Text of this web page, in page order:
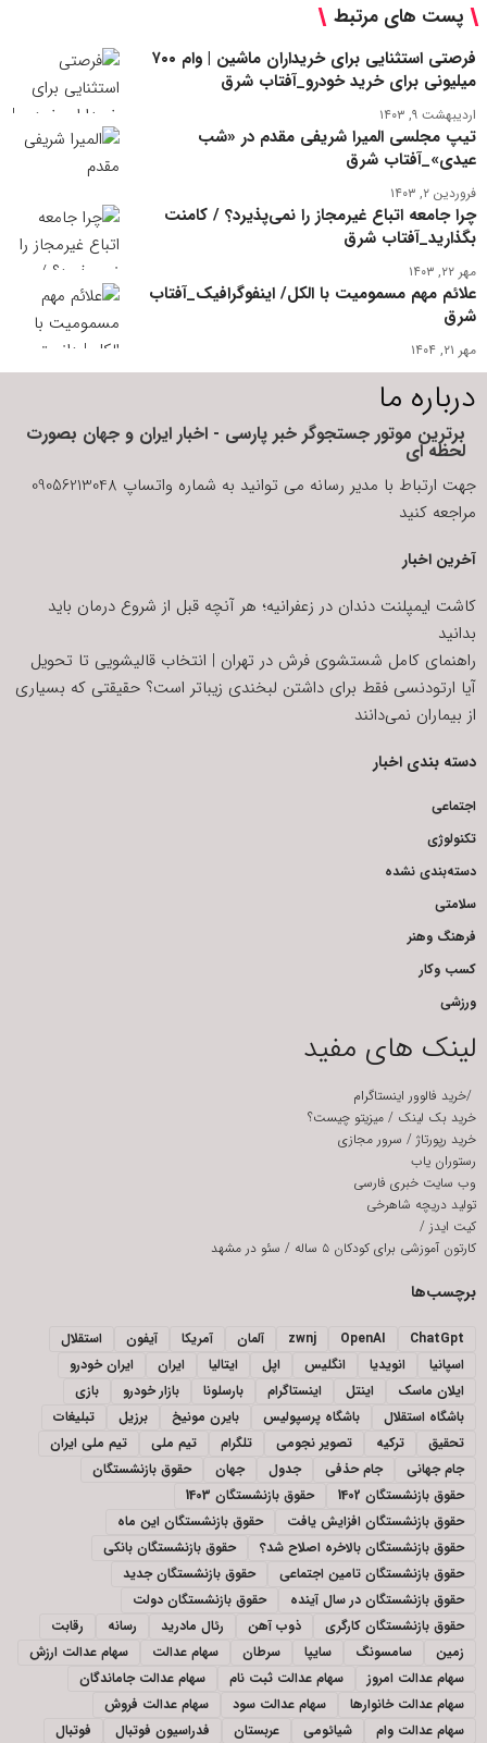
پست های مرتبط
فرصتی استثنایی برای خریداران ماشین | وام ۷۰۰
میلیونی برای خرید خودرو_آفتاب شرق
اردیبهشت ۹, ۱۴۰۳
تیپ مجلسی المیرا شریفی مقدم در «شب
عیدی»_آفتاب شرق
فروردین ۲, ۱۴۰۳
چرا جامعه اتباع غیرمجاز را نمی‌پذیرد؟ / کامنت
بگذارید_آفتاب شرق
مهر ۲۲, ۱۴۰۳
علائم مهم مسمومیت با الکل/ اینفوگرافیک_آفتاب
شرق
مهر ۲۱, ۱۴۰۴
درباره ما
برترین موتور جستجوگر خبر پارسی - اخبار ایران و جهان بصورت
لحظه ای
جهت ارتباط با مدیر رسانه می توانید به شماره واتساپ 09056213048
مراجعه کنید
آخرین اخبار
کاشت ایمپلنت دندان در زعفرانیه؛ هر آنچه قبل از شروع درمان باید
بدانید
راهنمای کامل شستشوی فرش در تهران | انتخاب قالیشویی تا تحویل
آیا ارتودنسی فقط برای داشتن لبخندی زیباتر است؟ حقیقتی که بسیاری
از بیماران نمی‌دانند
دسته بندی اخبار
اجتماعی
تکنولوژی
دسته‌بندی نشده
سلامتی
فرهنگ وهنر
کسب وکار
ورزشی
لینک های مفید
/خرید فالوور اینستاگرام
خرید بک لینک / میزیتو چیست؟
خرید رپورتاژ / سرور مجازی
رستوران یاب
وب سایت خبری فارسی
تولید دریچه شاهرخی
کیت ایدز /
کارتون آموزشی برای کودکان ۵ ساله
/ سئو در مشهد
برچسب‌ها
ChatGpt
OpenAI
zwnj آلمان آمریکا آیفون
استقلال
اسپانیا
انویدیا انگلیس اپل ایتالیا ایران
ایران خودرو
ایلان ماسک
اینتل اینستاگرام بارسلونا بازار خودرو
بازی
باشگاه استقلال
باشگاه پرسپولیس بایرن مونیخ برزیل
تبلیغات
تحقیق
ترکیه تصویر نجومی تلگرام تیم ملی
تیم ملی ایران
جام جهانی
جام حذفی جدول جهان
حقوق بازنشستگان
حقوق بازنشستگان 1402
حقوق بازنشستگان 1403
حقوق بازنشستگان افزایش یافت
حقوق بازنشستگان این ماه
حقوق بازنشستگان بالاخره اصلاح شد؟
حقوق بازنشستگان بانکی
حقوق بازنشستگان تامین اجتماعی
حقوق بازنشستگان جدید
حقوق بازنشستگان در سال آینده
حقوق بازنشستگان دولت
حقوق بازنشستگان کارگری
ذوب آهن رئال مادرید رسانه
رقابت
زمین
سامسونگ سایپا سرطان سهام عدالت
سهام عدالت ارزش
سهام عدالت امروز
سهام عدالت ثبت نام
سهام عدالت جاماندگان
سهام عدالت خانوارها
سهام عدالت سود
سهام عدالت فروش
سهام عدالت وام
شیائومی عربستان فدراسیون فوتبال فوتبال